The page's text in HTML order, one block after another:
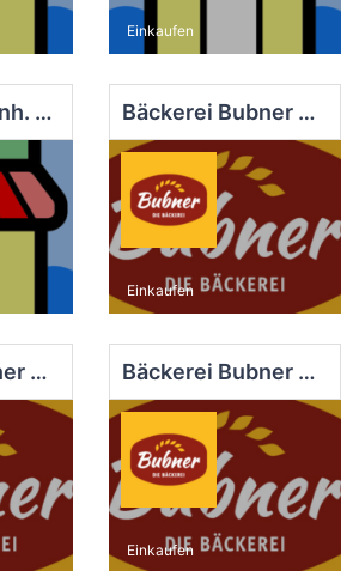
Einkaufen
Apollo-Optik Inh. Carlos Morales Bäckerei Bubner e.K. Filiale Finsterwalde EDEKA
Einkaufen
Bäckerei Bubner e.K. Filiale Finsterwalde Markt Bäckerei Bubner e.K. Filiale Finsterwalde Süd
Einkaufen